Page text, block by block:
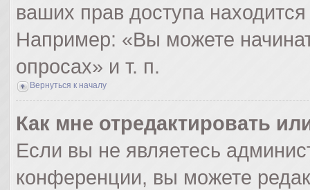
ваших прав доступа
Например: «Вы можете
опросах» и т. п.
Вернуться к началу
Как мне отредактировать
Если вы не являетесь
конференции, вы можете